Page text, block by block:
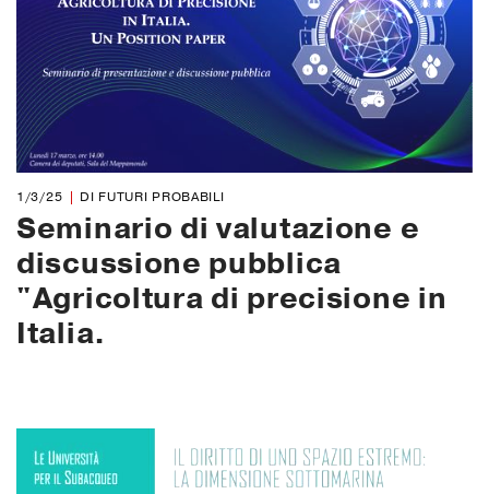
1/3/25 DI FUTURI PROBABILI
Seminario di valutazione e
discussione pubblica
"Agricoltura di precisione in
Italia.